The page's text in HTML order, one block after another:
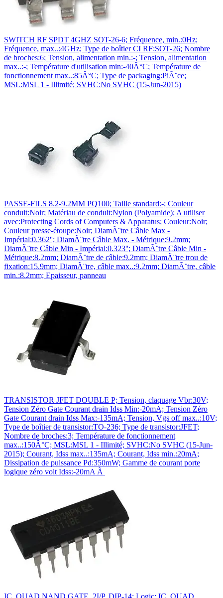
SWITCH RF SPDT 4GHZ SOT-26-6; Fréquence, min.:0Hz;
Fréquence, max..:4GHz; Type de boîtier CI RF:SOT-26; Nombre
de broches:6; Tension, alimentation min.:-; Tension, alimentation
max..:-; Température d'utilisation min:-40Â°C; Température de
fonctionnement max..:85Â°C; Type de packaging:PiÃ¨ce;
MSL:MSL 1 - Illimité; SVHC:No SVHC (15-Jun-2015)
PASSE-FILS 8.2-9.2MM PQ100; Taille standard:-; Couleur
conduit:Noir; Matériau de conduit:Nylon (Polyamide); A utiliser
avec:Protecting Cords of Computers & Apparatus; Couleur:Noir;
Couleur presse-étoupe:Noir; DiamÃ¨tre Câble Max -
Impérial:0.362''; DiamÃ¨tre Câble Max. - Métrique:9.2mm;
DiamÃ¨tre Câble Min - Impérial:0.323''; DiamÃ¨tre Câble Min -
Métrique:8.2mm; DiamÃ¨tre de câble:9.2mm; DiamÃ¨tre trou de
fixation:15.9mm; DiamÃ¨tre, câble max..:9.2mm; DiamÃ¨tre, câble
min.:8.2mm; Epaisseur, panneau
TRANSISTOR JFET DOUBLE P; Tension, claquage Vbr:30V;
Tension Zéro Gate Courant drain Idss Min:-20mA; Tension Zéro
Gate Courant drain Idss Max:-135mA; Tension, Vgs off max..:10V;
Type de boîtier de transistor:TO-236; Type de transistor:JFET;
Nombre de broches:3; Température de fonctionnement
max..:150Â°C; MSL:MSL 1 - Illimité; SVHC:No SVHC (15-Jun-
2015); Courant, Idss max..:135mA; Courant, Idss min.:20mA;
Dissipation de puissance Pd:350mW; Gamme de courant porte
logique zéro volt Idss:-20mA Ã
IC, QUAD NAND GATE, 2I/P, DIP-14; Logic; IC, QUAD